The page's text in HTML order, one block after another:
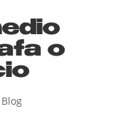
o
Blog